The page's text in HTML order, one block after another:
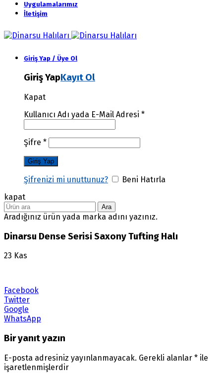
Uygulamalarımız
İletişim
Giriş Yap / Üye Ol
Giriş YapKayıt Ol
Kapat
Kullanıcı Adı yada E-Mail Adresi *
Şifre *
Şifrenizi mi unuttunuz?
Beni Hatırla
kapat
Ara
Aradığınız ürün yada marka adını yazınız.
Dinarsu Dense Serisi Saxony Tufting Halı
23 Kas
Facebook
Twitter
Google
WhatsApp
Bir yanıt yazın
E-posta adresiniz yayınlanmayacak. Gerekli alanlar * ile
işaretlenmişlerdir